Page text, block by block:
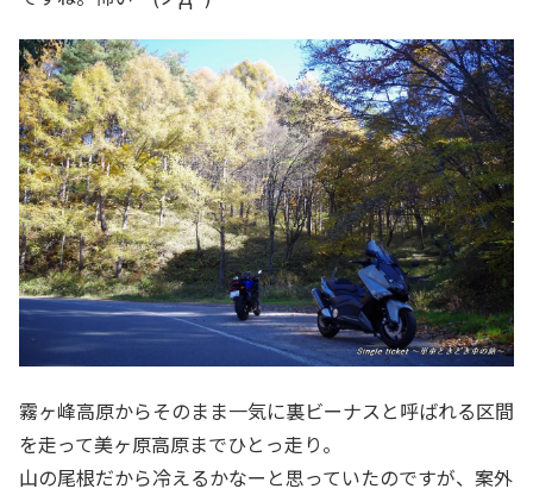
霧ヶ峰高原からそのまま一気に裏ビーナスと呼ばれる区間
を走って美ヶ原高原までひとっ走り。
山の尾根だから冷えるかなーと思っていたのですが、案外